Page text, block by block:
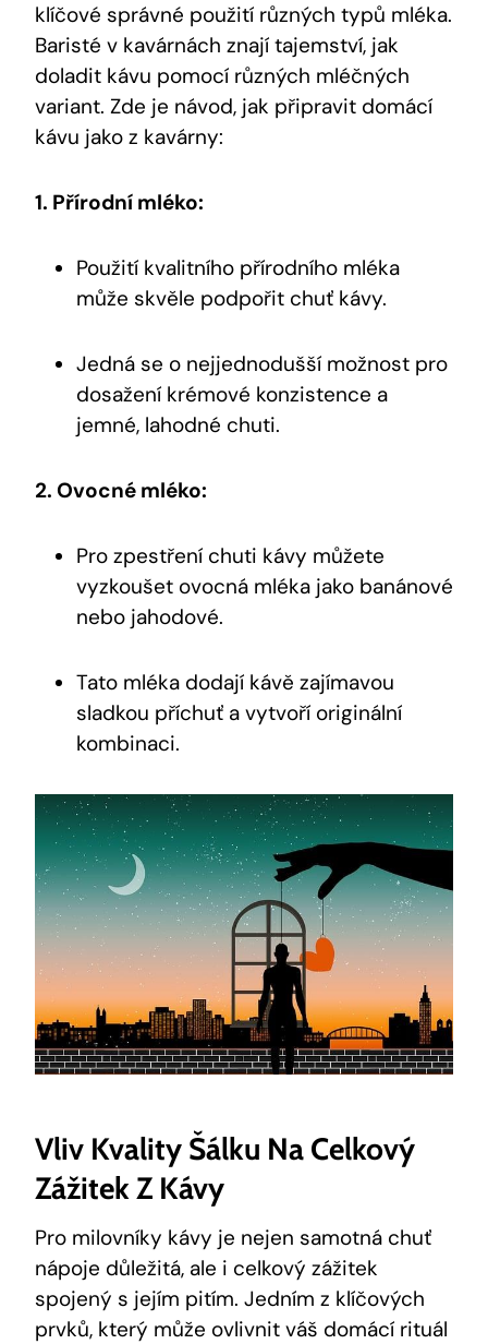
klíčové správné použití různých typů mléka.
Baristé v kavárnách znají tajemství, jak
doladit kávu pomocí různých mléčných
variant. Zde je návod, jak připravit domácí
kávu jako z kavárny:
1. Přírodní mléko:
Použití kvalitního přírodního mléka
může skvěle podpořit chuť kávy.
Jedná se o nejjednodušší možnost pro
dosažení krémové konzistence a
jemné, lahodné chuti.
2. Ovocné mléko:
Pro zpestření chuti kávy můžete
vyzkoušet ovocná mléka jako banánové
nebo jahodové.
Tato mléka dodají kávě zajímavou
sladkou příchuť a vytvoří originální
kombinaci.
Vliv Kvality Šálku Na Celkový
Zážitek Z Kávy
Pro milovníky kávy je nejen samotná chuť
nápoje důležitá, ale i celkový zážitek
spojený s jejím pitím. Jedním z klíčových
prvků, který může ovlivnit váš domácí rituál